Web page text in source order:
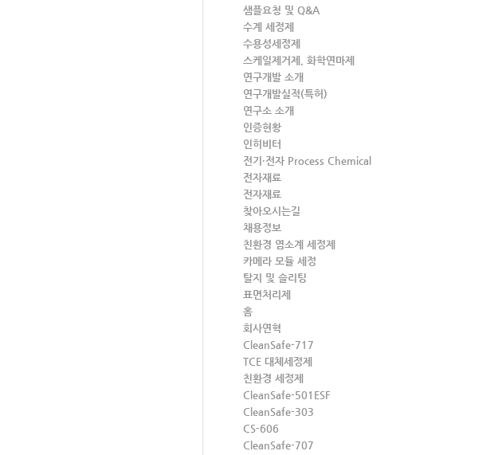
샘플요청 및 Q&A
수계 세정제
수용성세정제
스케일제거제, 화학연마제
연구개발 소개
연구개발실적(특허)
연구소 소개
인증현황
인히비터
전기·전자 Process Chemical
전자재료
전자재료
찾아오시는길
채용정보
친환경 염소계 세정제
카메라 모듈 세정
탈지 및 슬리팅
표면처리제
홈
회사연혁
CleanSafe-717
TCE 대체세정제
친환경 세정제
CleanSafe-501ESF
CleanSafe-303
CS-606
CleanSafe-707